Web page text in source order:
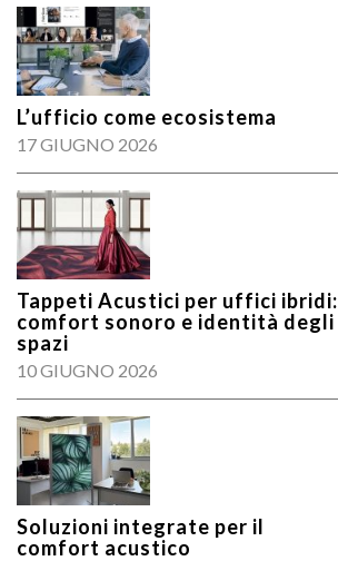
L’ufficio come ecosistema
17 GIUGNO 2026
Tappeti Acustici per uffici ibridi:
comfort sonoro e identità degli
spazi
10 GIUGNO 2026
Soluzioni integrate per il
comfort acustico